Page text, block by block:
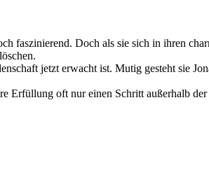
faszinierend. Doch als sie sich in ihren
jetzt erwacht ist. Mutig gesteht sie
Erfüllung oft nur einen Schritt außerhalb